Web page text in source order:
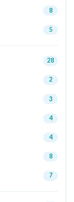
8
5
28
2
3
4
4
8
7